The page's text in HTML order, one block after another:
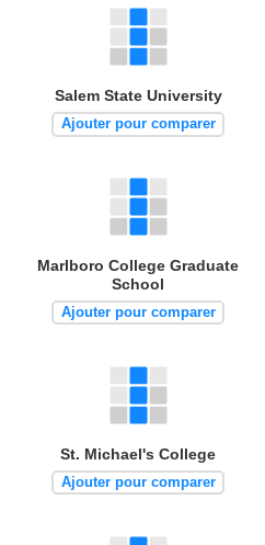
Salem State University
Ajouter pour comparer
Marlboro College Graduate
School
Ajouter pour comparer
St. Michael's College
Ajouter pour comparer